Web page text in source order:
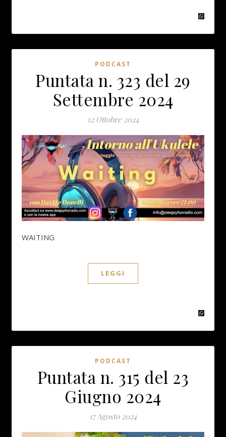
PODCAST
Puntata n. 323 del 29
Settembre 2024
12 Ottobre 2024
WAITING
LEGGI
PODCAST
Puntata n. 315 del 23
Giugno 2024
17 Agosto 2024